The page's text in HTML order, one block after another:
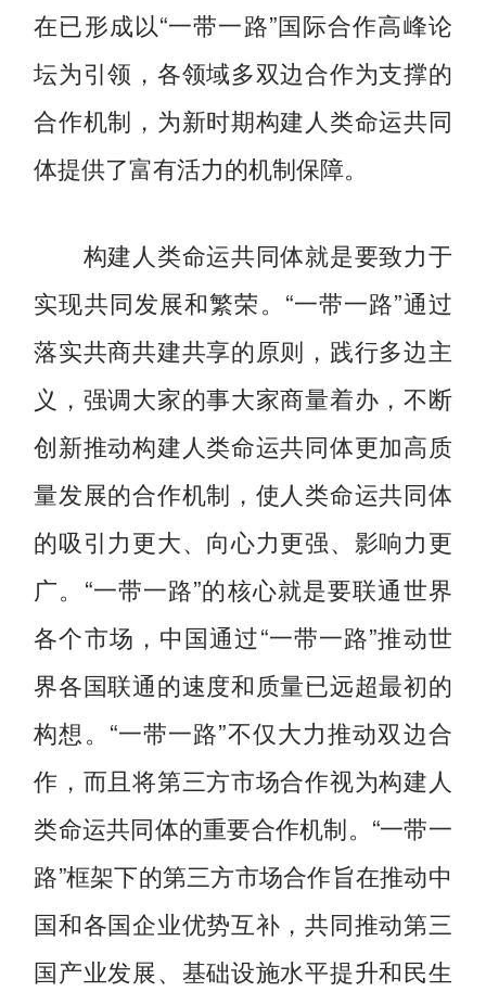
在已形成以“一带一路”国际合作高峰论
坛为引领，各领域多双边合作为支撑的
合作机制，为新时期构建人类命运共同
体提供了富有活力的机制保障。
构建人类命运共同体就是要致力于
实现共同发展和繁荣。“一带一路”通过
落实共商共建共享的原则，践行多边主
义，强调大家的事大家商量着办，不断
创新推动构建人类命运共同体更加高质
量发展的合作机制，使人类命运共同体
的吸引力更大、向心力更强、影响力更
广。“一带一路”的核心就是要联通世界
各个市场，中国通过“一带一路”推动世
界各国联通的速度和质量已远超最初的
构想。“一带一路”不仅大力推动双边合
作，而且将第三方市场合作视为构建人
类命运共同体的重要合作机制。“一带一
路”框架下的第三方市场合作旨在推动中
国和各国企业优势互补，共同推动第三
国产业发展、基础设施水平提升和民生